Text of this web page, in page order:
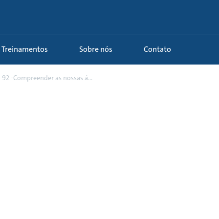
Treinamentos Sobre nós Contato
92 -Compreender as nossas á...